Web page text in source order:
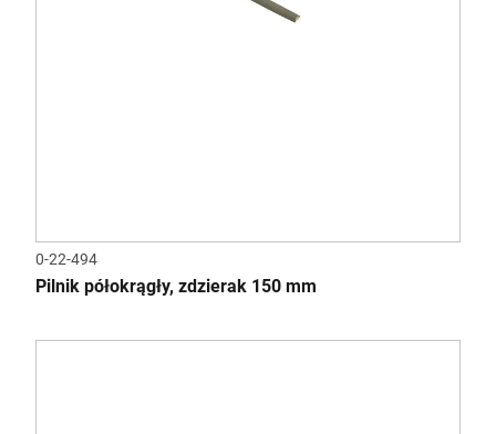
0-22-494
Pilnik półokrągły, zdzierak 150 mm